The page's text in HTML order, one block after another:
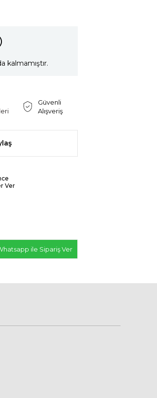
kalmamıştır.
Güvenli
Alışveriş
Ver
ile Sipariş Ver